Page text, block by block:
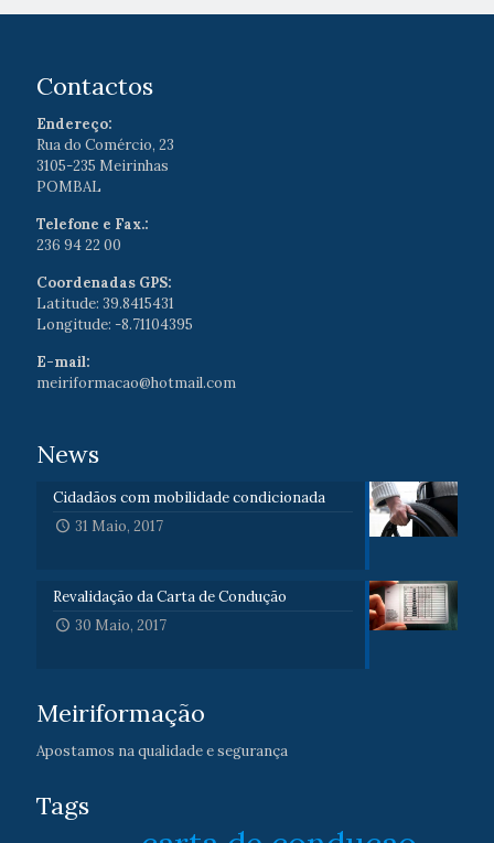
Contactos
Endereço:
Rua do Comércio, 23
3105-235 Meirinhas
POMBAL
Telefone e Fax.:
236 94 22 00
Coordenadas GPS:
Latitude: 39.8415431
Longitude: -8.71104395
E-mail:
meiriformacao@hotmail.com
News
Cidadãos com mobilidade condicionada
31 Maio, 2017
Revalidação da Carta de Condução
30 Maio, 2017
Meiriformação
Apostamos na qualidade e segurança
Tags